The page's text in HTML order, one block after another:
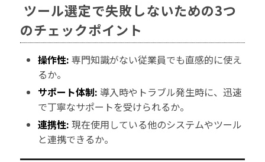
ツール選定で失敗しないための3つ
のチェックポイント
操作性: 専門知識がない従業員でも直感的に使え
るか。
サポート体制: 導入時やトラブル発生時に、迅速
で丁寧なサポートを受けられるか。
連携性: 現在使用している他のシステムやツール
と連携できるか。